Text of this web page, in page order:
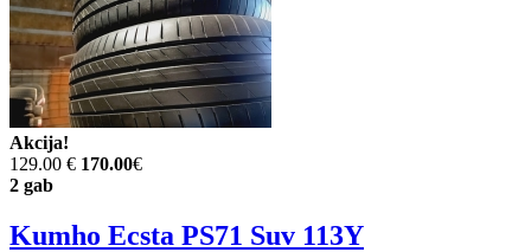
Akcija!
129.00 € 170.00€
2 gab
Kumho Ecsta PS71 Suv 113Y